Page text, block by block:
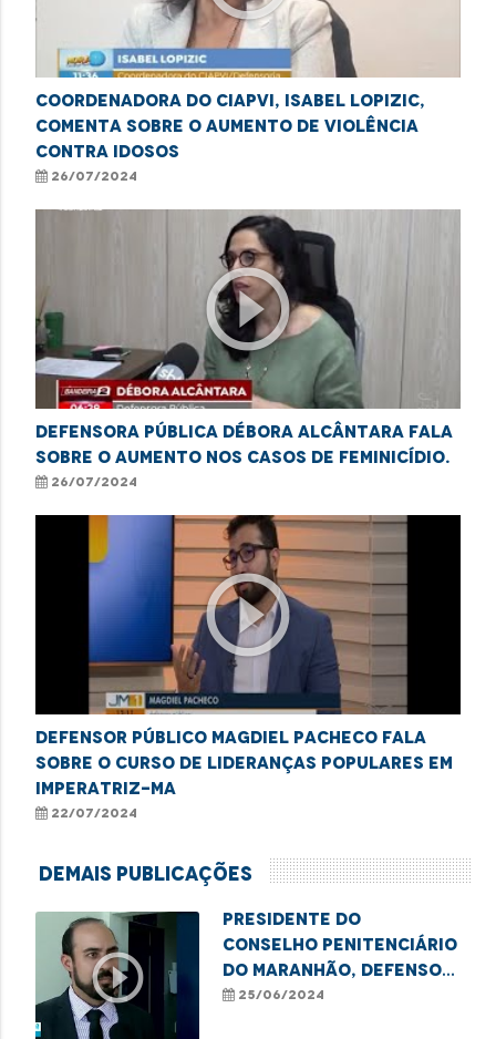
Coordenadora do CIAPVI, Isabel Lopizic,
comenta sobre o aumento de violência
contra idosos
26/07/2024
play_circle_outline
Defensora pública Débora Alcântara fala
sobre o aumento nos casos de feminicídio.
26/07/2024
play_circle_outline
Defensor público Magdiel Pacheco fala
sobre o Curso de Lideranças Populares em
Imperatriz-MA
22/07/2024
Demais Publicações
play_circle_outline
Presidente do
Conselho Penitenciário
do Maranhão, defensor
Thiago Josino, destaca
25/06/2024